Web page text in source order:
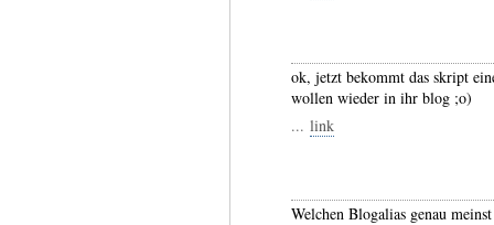
ok, jetzt bekommt das skript
wollen wieder in ihr blog ;o)
... link
Welchen Blogalias genau